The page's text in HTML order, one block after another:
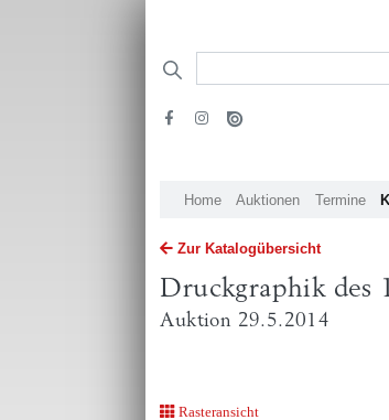
Home Auktionen Termine
Zur Katalogübersicht
Druckgraphik des
Auktion 29.5.2014
Rasteransicht